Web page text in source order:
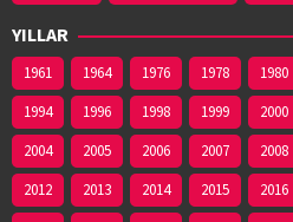
YILLAR
1961 1964 1976 1978 1980
1994
1996 1998 1999 2000
2004
2005 2006 2007 2008
2012
2013 2014 2015 2016